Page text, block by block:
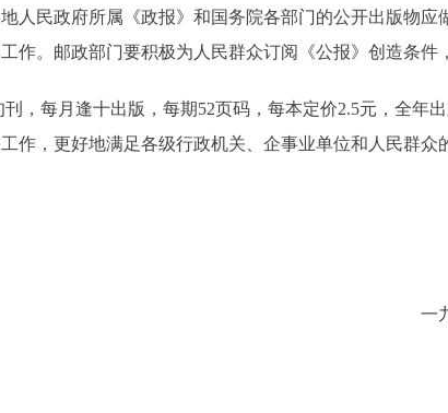
人民政府所属《政报》和国务院各部门的公开出版物应
。邮政部门要积极为人民群众订阅《公报》创造条件
每月逢十出版，每期52页码，每本定价2.5元，全年出
，更好地满足各级行政机关、企事业单位和人民群众
一九